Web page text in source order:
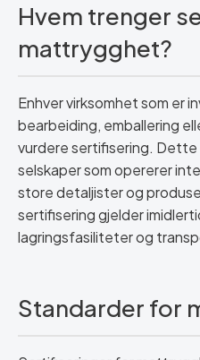
Hvem trenger
mattrygghet?
Enhver virksomhet som er
bearbeiding, emballering
vurdere sertifisering.
selskaper som opererer
store detaljister og
sertifisering gjelder
lagringsfasiliteter og
Standarder for